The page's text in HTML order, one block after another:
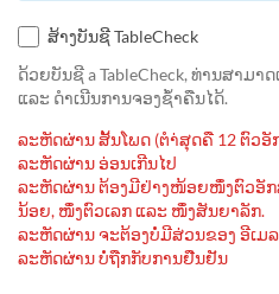
ສ້າງບັນຊີ TableCheck
ດ້ວຍບັນຊີ a TableCheck, ທ່ານສາມາ
ແລະ ດຳເນີນການຈອງຊ້ຳຄືນໄດ້.
ລະຫັດຜ່ານ ສັ້ນໂພດ (ຕຳ່ສຸດຄື 12 ຕົວອັ
ລະຫັດຜ່ານ ອ່ອນເກີນໄປ
ລະຫັດຜ່ານ ຕ້ອງມີຢ່າງໜ້ອຍໜຶ່ງຕົວອັ
ນ້ອຍ, ໜຶ່ງຕົວເລກ ແລະ ໜຶ່ງສັນຍາລັກ.
ລະຫັດຜ່ານ ຈະຕ້ອງບໍ່ມີສ່ວນຂອງ ອີເມ
ລະຫັດຜ່ານ ບໍ່ຖືກກັບການຢືນຢັນ